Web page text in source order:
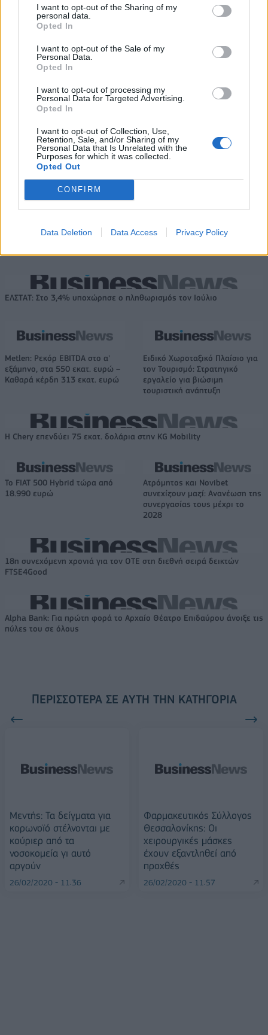
I want to opt-out of the Sharing of my
personal data.
Opted In
I want to opt-out of the Sale of my
Personal Data.
Opted In
I want to opt-out of processing my
Personal Data for Targeted Advertising.
Opted In
I want to opt-out of Collection, Use,
Retention, Sale, and/or Sharing of my
Personal Data that Is Unrelated with the
Purposes for which it was collected.
Opted Out
CONFIRM
Data Deletion Data Access Privacy Policy
πρόγραμμα ενίσχυσης του
IAB Hellas: Νέα Διοικούσα Επιτροπή και νέο Διοικητικό Συμβούλιο -
Πρόεδρος ο Γαληνός Γιαγλής
Η Toyota φέρνει νέα γενιά
μπαταριών για τα υβριδικά της
ευρωπαϊκή
αυτοκινητοβιομηχανία
Νέο Audi A2 e-tron με στόχο την κορυφή της αποδοτικότητας
Δόξα Λευκάδας: Έβδομη
Platon BC: «Στόχος μας στις
ΕΛΣΤΑΤ: Στο 3,4% υποχώρησε ο πληθωρισμός τον Ιούλιο
Metlen: Ρεκόρ EBITDA στο α'
εξάμηνο, στα 550 εκατ. ευρώ –
Καθαρά κέρδη 313 εκατ. ευρώ
Ειδικό Χωροταξικό Πλαίσιο για
τον Τουρισμό: Στρατηγικό
εργαλείο για βιώσιμη
τουριστική ανάπτυξη
Η Chery επενδύει 75 εκατ. δολάρια στην KG Mobility
Το FIAT 500 Hybrid τώρα από
18.990 ευρώ
Ατρόμητος και Novibet
συνεχίζουν μαζί: Ανανέωση της
συνεργασίας τους μέχρι το
2028
18η συνεχόμενη χρονιά για τον ΟΤΕ στη διεθνή σειρά δεικτών
FTSE4Good
Alpha Bank: Για πρώτη φορά το Αρχαίο Θέατρο Επιδαύρου άνοιξε τις
πύλες του σε όλους
ΠΕΡΙΣΣΌΤΕΡΑ ΣΕ ΑΥΤΉ ΤΗΝ ΚΑΤΗΓΟΡΊΑ
Μεντής: Τα δείγματα για
κορωνοϊό στέλνονται με
κούριερ από τα
νοσοκομεία γι αυτό
αργούν
26/02/2020 - 11:36
Φαρμακευτικός Σύλλογος
Θεσσαλονίκης: Οι
χειρουργικές μάσκες
έχουν εξαντληθεί από
προχθές
26/02/2020 - 11:57